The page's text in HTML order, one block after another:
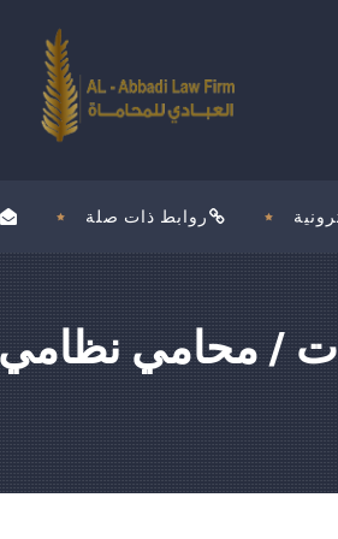
روابط ذات صلة
/ محامي